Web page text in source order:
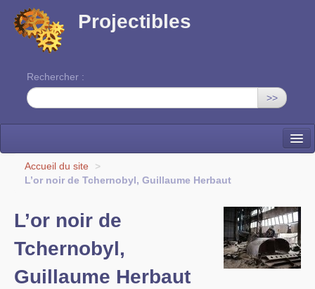
Projectibles
Rechercher :
>>
La ruche
Cinéma
EDITO
Accueil du site
>
L’or noir de Tchernobyl, Guillaume Herbaut
L’or noir de
Tchernobyl,
Guillaume Herbaut